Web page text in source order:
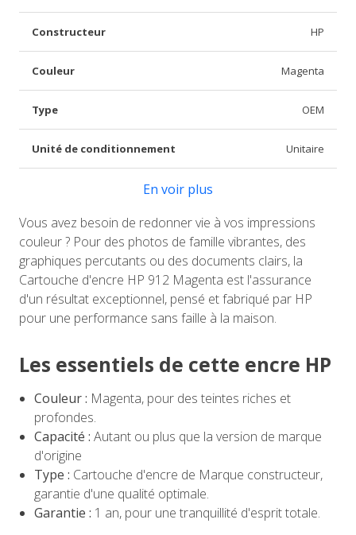
Constructeur HP
Couleur Magenta
Type OEM
Unité de conditionnement Unitaire
En voir plus
Vous avez besoin de redonner vie à vos impressions
couleur ? Pour des photos de famille vibrantes, des
graphiques percutants ou des documents clairs, la
Cartouche d'encre HP 912 Magenta est l'assurance
d'un résultat exceptionnel, pensé et fabriqué par HP
pour une performance sans faille à la maison.
Les essentiels de cette encre HP
Couleur : Magenta, pour des teintes riches et
profondes.
Capacité : Autant ou plus que la version de marque
d'origine
Type : Cartouche d'encre de Marque constructeur,
garantie d'une qualité optimale.
Garantie : 1 an, pour une tranquillité d'esprit totale.